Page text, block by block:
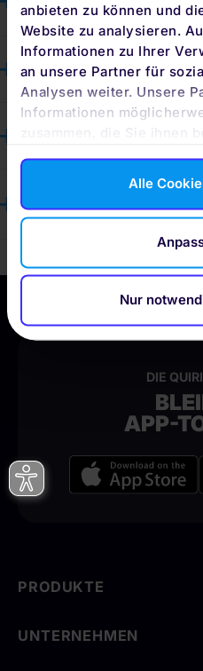
anbieten zu können und
Website zu analysieren.
Informationen zu Ihrer
an unsere Partner für
Analysen weiter. Unsere
Informationen
zusammen, die Sie ihnen
gesammelt haben. Durch
Buttons willigen Sie gem.
dass auch Anbieter in den
verarbeiten. Es ist
Alle
Nur
abschließen?
Ist ein Wechsel der
Was sind die
Kund:in zu werden?
DIE
APP-
PRODUKTE
UNTERNEHMEN